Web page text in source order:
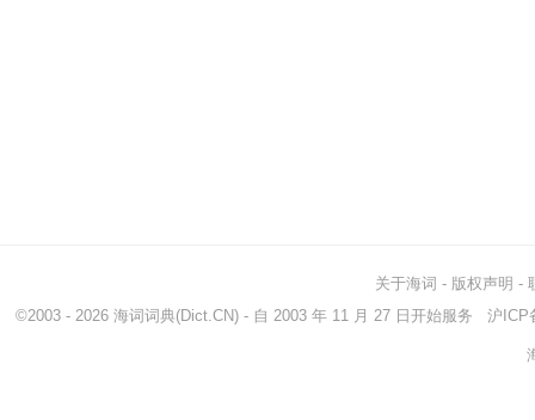
关于海词 - 版权声明 -
©2003 - 2026 海词词典(Dict.CN) - 自 2003 年 11 月 27 日开始服务 沪ICP